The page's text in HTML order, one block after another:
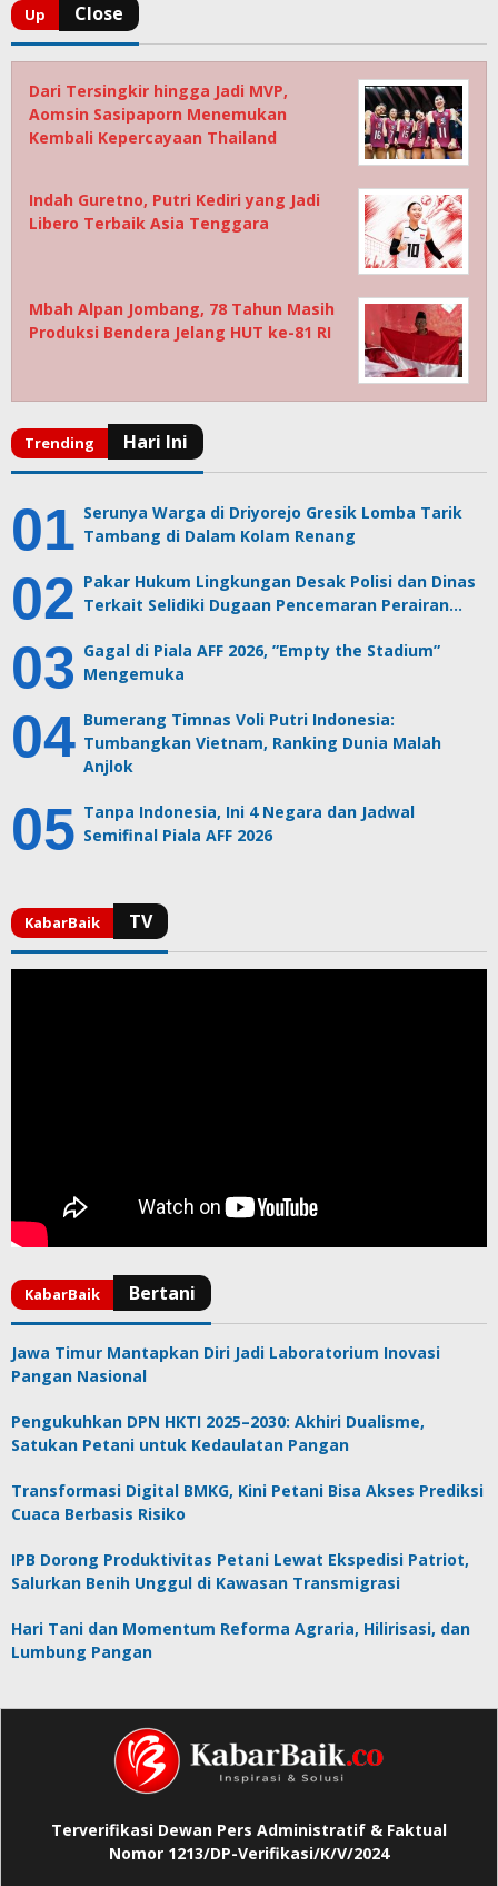
Dari Tersingkir hingga Jadi MVP,
Aomsin Sasipaporn Menemukan
Kembali Kepercayaan Thailand
Indah Guretno, Putri Kediri yang Jadi
Libero Terbaik Asia Tenggara
Mbah Alpan Jombang, 78 Tahun Masih
Produksi Bendera Jelang HUT ke-81 RI
Serunya Warga di Driyorejo Gresik Lomba Tarik
Tambang di Dalam Kolam Renang
Pakar Hukum Lingkungan Desak Polisi dan Dinas
Terkait Selidiki Dugaan Pencemaran Perairan…
Gagal di Piala AFF 2026, ”Empty the Stadium”
Mengemuka
Bumerang Timnas Voli Putri Indonesia:
Tumbangkan Vietnam, Ranking Dunia Malah
Anjlok
Tanpa Indonesia, Ini 4 Negara dan Jadwal
Semifinal Piala AFF 2026
Jawa Timur Mantapkan Diri Jadi Laboratorium Inovasi
Pangan Nasional
Pengukuhkan DPN HKTI 2025–2030: Akhiri Dualisme,
Satukan Petani untuk Kedaulatan Pangan
Transformasi Digital BMKG, Kini Petani Bisa Akses Prediksi
Cuaca Berbasis Risiko
IPB Dorong Produktivitas Petani Lewat Ekspedisi Patriot,
Salurkan Benih Unggul di Kawasan Transmigrasi
Hari Tani dan Momentum Reforma Agraria, Hilirisasi, dan
Lumbung Pangan
Terverifikasi Dewan Pers Administratif & Faktual
Nomor 1213/DP-Verifikasi/K/V/2024